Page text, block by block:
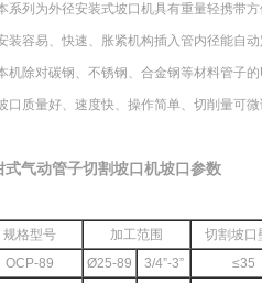
系列为外径安装式坡口机具有重量轻携带方
装容易、快速、胀紧机构插入管内径能自动
机除对碳钢、不锈钢、合金钢等材料管子
口质量好、速度快、操作简单、切削量可微
式气动管子切割坡口机坡口参数
规格型号 加工范围 切割坡口
OCP-89
Ø25-89 3/4”-3” ≤35